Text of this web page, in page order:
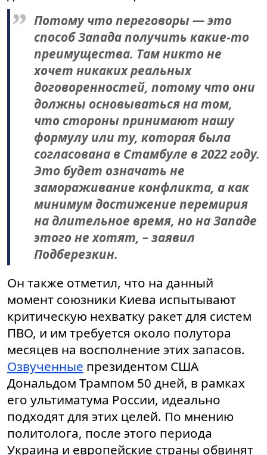
Потому что переговоры — это
способ Запада получить какие-то
преимущества. Там никто не
хочет никаких реальных
договоренностей, потому что они
должны основываться на том,
что стороны принимают нашу
формулу или ту, которая была
согласована в Стамбуле в 2022 году.
Это будет означать не
замораживание конфликта, а как
минимум достижение перемирия
на длительное время, но на Западе
этого не хотят, – заявил
Подберезкин.
Он также отметил, что на данный
момент союзники Киева испытывают
критическую нехватку ракет для систем
ПВО, и им требуется около полутора
месяцев на восполнение этих запасов.
Озвученные президентом США
Дональдом Трампом 50 дней, в рамках
его ультиматума России, идеально
подходят для этих целей. По мнению
политолога, после этого периода
Украина и европейские страны обвинят